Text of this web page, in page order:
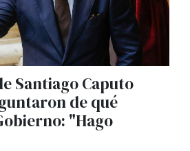
Santiago Caputo
de qué
"Hago